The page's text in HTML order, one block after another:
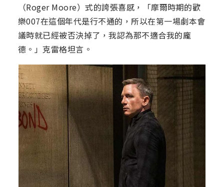
（Roger Moore）式的誇張喜感，「摩爾時期的歡
樂007在這個年代是行不通的，所以在第一場劇本會
議時就已經被否決掉了，我認為那不適合我的龐
德。」克雷格坦言。